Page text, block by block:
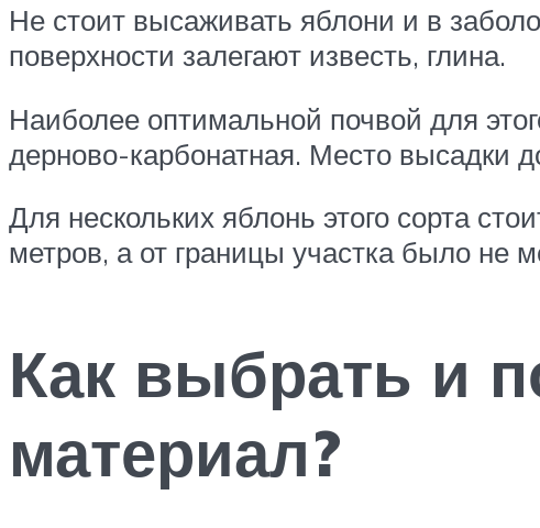
Не стоит высаживать яблони и в
поверхности залегают известь, глина.
Наиболее оптимальной почвой для
дерново-карбонатная. Место высадки
Для нескольких яблонь этого сорта
метров, а от границы участка было не
Как выбрать и
материал?